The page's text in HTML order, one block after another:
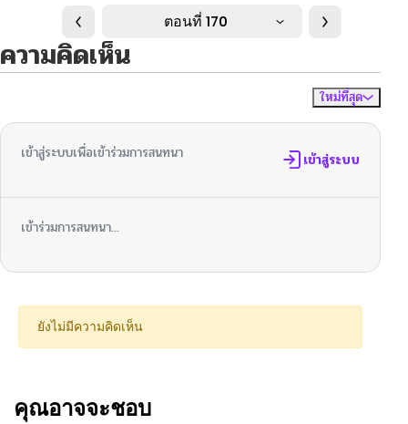
ตอนที่ 170
ความคิดเห็น
ใหม่ที่สุด
เข้าสู่ระบบเพื่อเข้าร่วมการสนทนา เข้าสู่ระบบ
เข้าร่วมการสนทนา...
ยังไม่มีความคิดเห็น
คุณอาจจะชอบ